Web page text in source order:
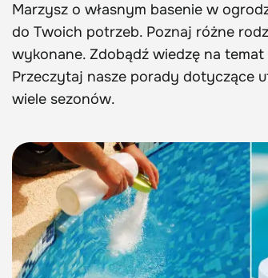
Marzysz o własnym basenie w
do Twoich potrzeb. Poznaj różne
wykonane. Zdobądź wiedzę na
Przeczytaj nasze porady dotyczące
wiele sezonów.